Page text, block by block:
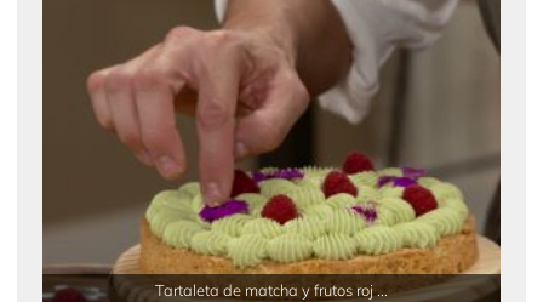
Tartaleta de matcha y frutos roj ...